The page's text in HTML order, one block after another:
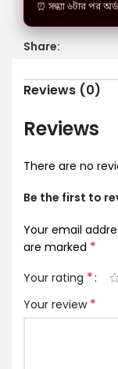
⏰ সন্ধ্যা ৬টার পর
Share:
Reviews (0)
Reviews
There are no
Be the first to
Your email
are marked *
Your rating *
Your review *